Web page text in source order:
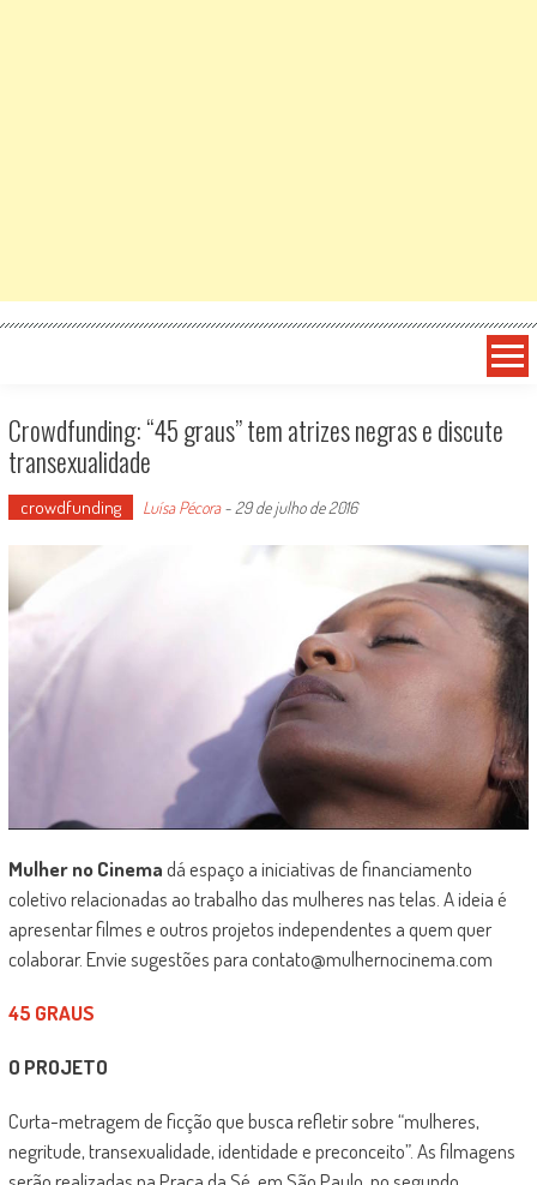
Crowdfunding: “45 graus” tem atrizes negras e discute
transexualidade
crowdfunding Luísa Pécora- 29 de julho de 2016
Mulher no Cinemadá espaço a iniciativas de financiamento
coletivo relacionadas ao trabalho das mulheres nas telas. A ideia é
apresentar filmes e outros projetos independentes a quem quer
colaborar. Envie sugestões para contato@mulhernocinema.com
45 GRAUS
O PROJETO
Curta-metragem de ficção que busca refletir sobre “mulheres,
negritude, transexualidade, identidade e preconceito”. As filmagens